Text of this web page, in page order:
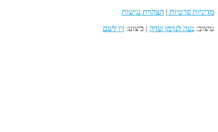
מדיניות פרטיות | הצהרת נגישות
עיצוב: נעה לנדמן שדה | ביצוע: זיו לשם